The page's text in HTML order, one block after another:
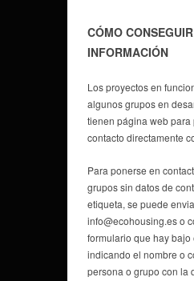
CÓMO
INFORMACIÓN
Los proyectos en
algunos grupos en
tienen página web para
contacto directamente
Para ponerse en
grupos sin datos de
etiqueta, se puede
info@ecohousing.es o
formulario que hay bajo
indicando el nombre o
persona o grupo con la